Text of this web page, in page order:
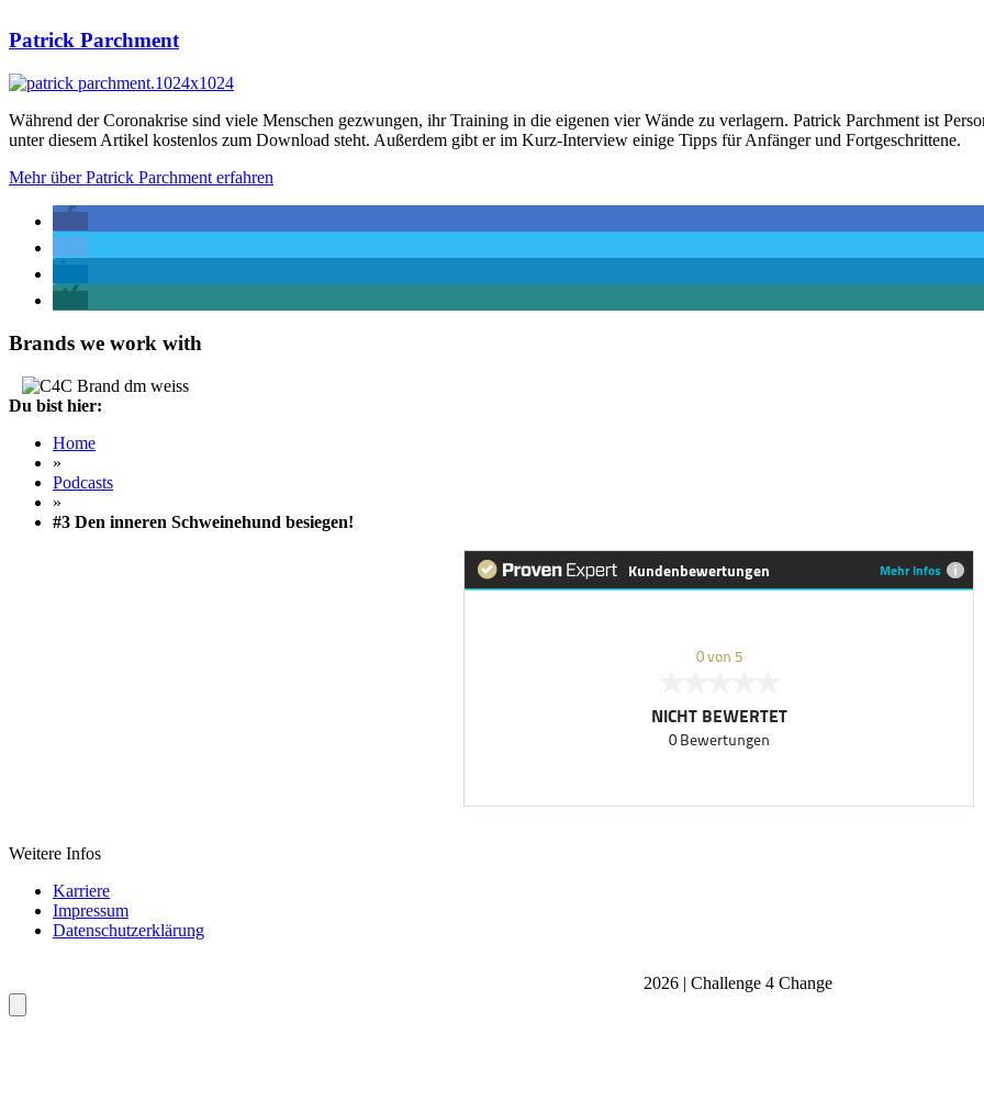
Patrick Parchment
Während der Coronakrise sind viele Menschen gezwungen, ihr Training in die eigenen vier Wände zu verlagern. Patrick Parchment ist
unter diesem Artikel kostenlos zum Download steht. Außerdem gibt er im Kurz-Interview einige Tipps für Anfänger und Fortgeschrittene.
Mehr über Patrick Parchment erfahren
Brands we work with
Du bist hier:
Home
»
Podcasts
»
#3 Den inneren Schweinehund besiegen!
Weitere Infos
Karriere
Impressum
Datenschutzerklärung
2026 | Challenge 4 Change